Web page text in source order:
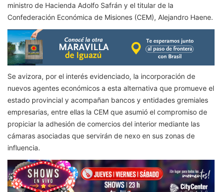
ministro de Hacienda Adolfo Safrán y el titular de la
Confederación Económica de Misiones (CEM), Alejandro Haene.
Se avizora, por el interés evidenciado, la incorporación de
nuevos agentes económicos a esta alternativa que promueve el
estado provincial y acompañan bancos y entidades gremiales
empresarias, entre ellas la CEM que asumió el compromiso de
propiciar la adhesión de comercios del interior mediante las
cámaras asociadas que servirán de nexo en sus zonas de
influencia.